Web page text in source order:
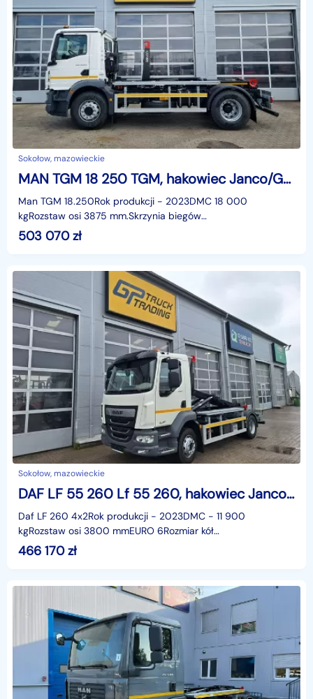
Sokołow, mazowieckie
MAN TGM 18 250 TGM, hakowiec Janco/GP Lift
Man TGM 18.250Rok produkcji - 2023DMC 18 000
kgRozstaw osi 3875 mm.Skrzynia biegów
zautomatyzowanaZabudowa hakowa - GPLift/JancoCena
netto: 409000,00 plnidentyf
503 070zł
Sokołow, mazowieckie
DAF LF 55 260 Lf 55 260, hakowiec Janco/GP Lift
Daf LF 260 4x2Rok produkcji - 2023DMC - 11 900
kgRozstaw osi 3800 mmEURO 6Rozmiar kół
19,5Automatyzowana skrzynia biegówSprzęg do
466 170zł